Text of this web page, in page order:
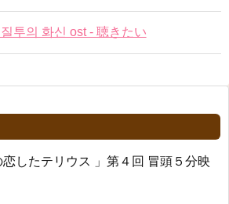
투의 화신 ost - 聴きたい
恋したテリウス 」第４回 冒頭５分映